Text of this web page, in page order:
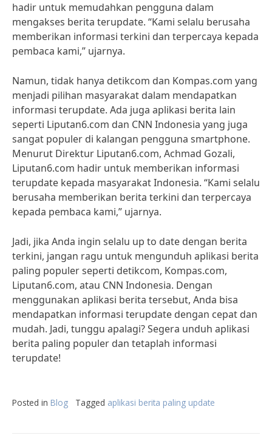
hadir untuk memudahkan pengguna dalam
mengakses berita terupdate. “Kami selalu berusaha
memberikan informasi terkini dan terpercaya kepada
pembaca kami,” ujarnya.
Namun, tidak hanya detikcom dan Kompas.com yang
menjadi pilihan masyarakat dalam mendapatkan
informasi terupdate. Ada juga aplikasi berita lain
seperti Liputan6.com dan CNN Indonesia yang juga
sangat populer di kalangan pengguna smartphone.
Menurut Direktur Liputan6.com, Achmad Gozali,
Liputan6.com hadir untuk memberikan informasi
terupdate kepada masyarakat Indonesia. “Kami selalu
berusaha memberikan berita terkini dan terpercaya
kepada pembaca kami,” ujarnya.
Jadi, jika Anda ingin selalu up to date dengan berita
terkini, jangan ragu untuk mengunduh aplikasi berita
paling populer seperti detikcom, Kompas.com,
Liputan6.com, atau CNN Indonesia. Dengan
menggunakan aplikasi berita tersebut, Anda bisa
mendapatkan informasi terupdate dengan cepat dan
mudah. Jadi, tunggu apalagi? Segera unduh aplikasi
berita paling populer dan tetaplah informasi
terupdate!
Posted in Blog Tagged aplikasi berita paling update